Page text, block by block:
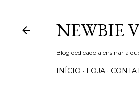
NEWBIE
Blog dedicado a ensinar a
INÍCIO LOJA